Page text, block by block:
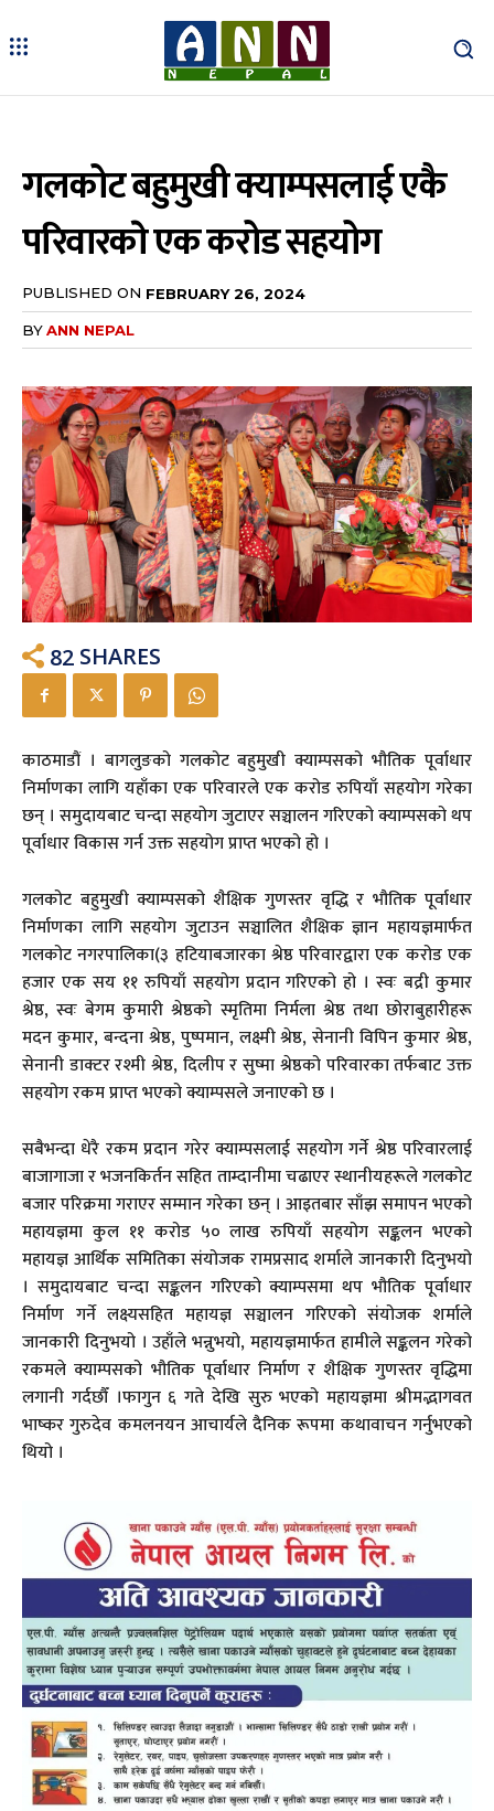
गलकोट बहुमुखी क्याम्पसलाई एकै
परिवारकाे एक करोड सहयोग
PUBLISHED ON FEBRUARY 26, 2024
BYANN NEPAL
82 SHARES
काठमाडौं । बागलुङको गलकोट बहुमुखी क्याम्पसको भौतिक पूर्वाधार
निर्माणका लागि यहाँका एक परिवारले एक करोड रुपियाँ सहयोग गरेका
छन् । समुदायबाट चन्दा सहयोग जुटाएर सञ्चालन गरिएको क्याम्पसको थप
पूर्वाधार विकास गर्न उक्त सहयोग प्राप्त भएको हो ।
गलकोट बहुमुखी क्याम्पसको शैक्षिक गुणस्तर वृद्धि र भौतिक पूर्वाधार
निर्माणका लागि सहयोग जुटाउन सञ्चालित शैक्षिक ज्ञान महायज्ञमार्फत
गलकोट नगरपालिका(३ हटियाबजारका श्रेष्ठ परिवारद्वारा एक करोड एक
हजार एक सय ११ रुपियाँ सहयोग प्रदान गरिएको हो । स्वः बद्री कुमार
श्रेष्ठ, स्वः बेगम कुमारी श्रेष्ठको स्मृतिमा निर्मला श्रेष्ठ तथा छोराबुहारीहरू
मदन कुमार, बन्दना श्रेष्ठ, पुष्पमान, लक्ष्मी श्रेष्ठ, सेनानी विपिन कुमार श्रेष्ठ,
सेनानी डाक्टर रश्मी श्रेष्ठ, दिलीप र सुष्मा श्रेष्ठको परिवारका तर्फबाट उक्त
सहयोग रकम प्राप्त भएको क्याम्पसले जनाएको छ ।
सबैभन्दा धेरै रकम प्रदान गरेर क्याम्पसलाई सहयोग गर्ने श्रेष्ठ परिवारलाई
बाजागाजा र भजनकिर्तन सहित ताम्दानीमा चढाएर स्थानीयहरूले गलकोट
बजार परिक्रमा गराएर सम्मान गरेका छन् । आइतबार साँझ समापन भएको
महायज्ञमा कुल ११ करोड ५० लाख रुपियाँ सहयोग सङ्कलन भएको
महायज्ञ आर्थिक समितिका संयोजक रामप्रसाद शर्माले जानकारी दिनुभयो
। समुदायबाट चन्दा सङ्कलन गरिएको क्याम्पसमा थप भौतिक पूर्वाधार
निर्माण गर्ने लक्ष्यसहित महायज्ञ सञ्चालन गरिएको संयोजक शर्माले
जानकारी दिनुभयो । उहाँले भन्नुभयो, महायज्ञमार्फत हामीले सङ्कलन गरेको
रकमले क्याम्पसको भौतिक पूर्वाधार निर्माण र शैक्षिक गुणस्तर वृद्धिमा
लगानी गर्दछौँ ।फागुन ६ गते देखि सुरु भएको महायज्ञमा श्रीमद्भागवत
भाष्कर गुरुदेव कमलनयन आचार्यले दैनिक रूपमा कथावाचन गर्नुभएको
थियो ।